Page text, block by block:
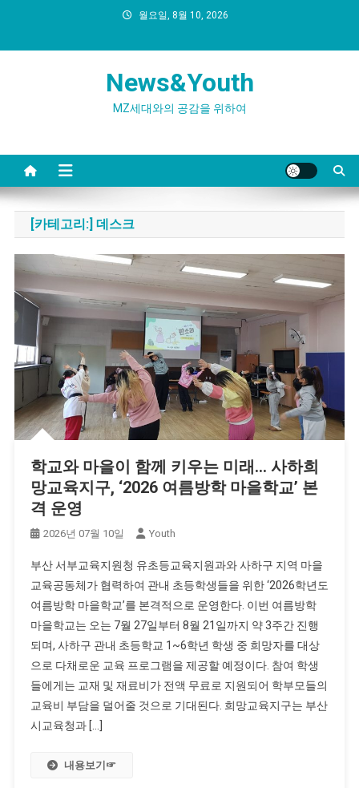
content
월요일, 8월 10, 2026
News&Youth
MZ세대와의 공감을 위하여
[카테고리:] 데스크
학교와 마을이 함께 키우는 미래… 사하희
망교육지구, ‘2026 여름방학 마을학교’ 본
격 운영
2026년 07월 10일 Youth
부산 서부교육지원청 유초등교육지원과와 사하구 지역 마을
교육공동체가 협력하여 관내 초등학생들을 위한 ‘2026학년도
여름방학 마을학교’를 본격적으로 운영한다. 이번 여름방학
마을학교는 오는 7월 27일부터 8월 21일까지 약 3주간 진행
되며, 사하구 관내 초등학교 1~6학년 학생 중 희망자를 대상
으로 다채로운 교육 프로그램을 제공할 예정이다. 참여 학생
들에게는 교재 및 재료비가 전액 무료로 지원되어 학부모들의
교육비 부담을 덜어줄 것으로 기대된다. 희망교육지구는 부산
시교육청과 […]
내용보기☞